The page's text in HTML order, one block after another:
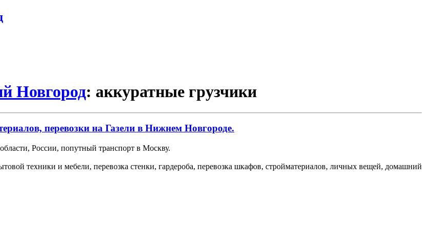
Новгород: аккуратные грузчики
перевозки на Газели в Нижнем Новгороде.
России, попутный транспорт в Москву.
техники и мебели, перевозка стенки, гардероба, перевозка шкафов, стройматериалов, личных вещей, домашний